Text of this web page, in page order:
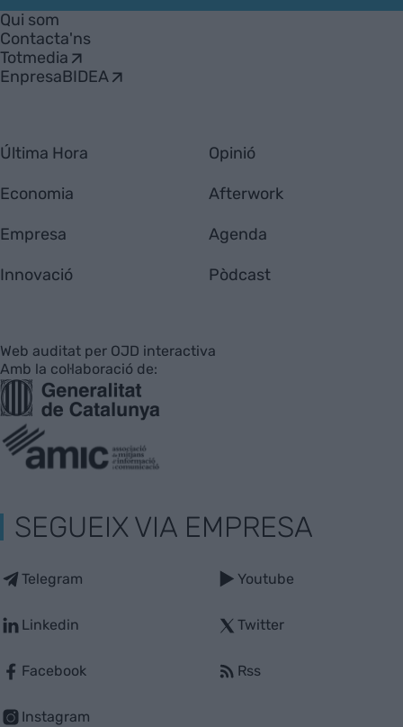
Empresa
Qui som
Contacta'ns
Totmedia
EnpresaBIDEA
Última Hora
Economia
Empresa
Innovació
Opinió
Afterwork
Agenda
Pòdcast
Web auditat per OJD interactiva
Amb la col·laboració de:
SEGUEIX VIA EMPRESA
Telegram
Linkedin
Facebook
Instagram
Youtube
Twitter
Rss